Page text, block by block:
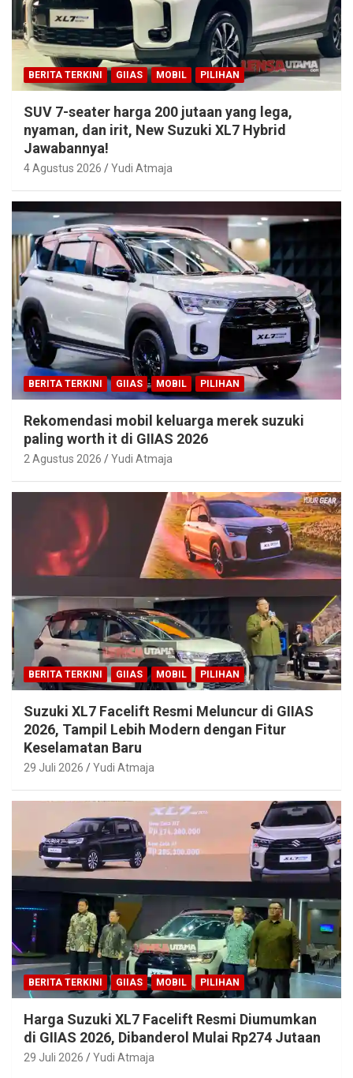
BERITA TERKINI GIIAS MOBIL PILIHAN
SUV 7-seater harga 200 jutaan yang lega,
nyaman, dan irit, New Suzuki XL7 Hybrid
Jawabannya!
4 Agustus 2026 Yudi Atmaja
BERITA TERKINI GIIAS MOBIL PILIHAN
Rekomendasi mobil keluarga merek suzuki
paling worth it di GIIAS 2026
2 Agustus 2026 Yudi Atmaja
BERITA TERKINI GIIAS MOBIL PILIHAN
Suzuki XL7 Facelift Resmi Meluncur di GIIAS
2026, Tampil Lebih Modern dengan Fitur
Keselamatan Baru
29 Juli 2026 Yudi Atmaja
BERITA TERKINI GIIAS MOBIL PILIHAN
Harga Suzuki XL7 Facelift Resmi Diumumkan
di GIIAS 2026, Dibanderol Mulai Rp274 Jutaan
29 Juli 2026 Yudi Atmaja